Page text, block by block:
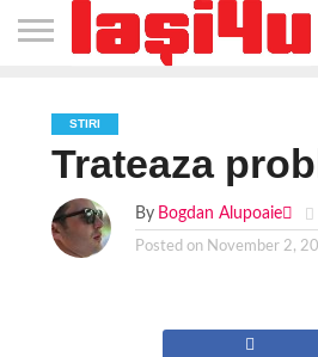
STIRI
Trateaza
By Bogdan Alupoaie
Posted on November 2,